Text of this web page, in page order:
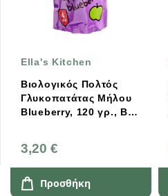
Ella's Kitchen
Βιολογικός Πολτός
Γλυκοπατάτας Μήλου
Blueberry, 120 γρ., Bio,
3,20 €
Προσθήκη